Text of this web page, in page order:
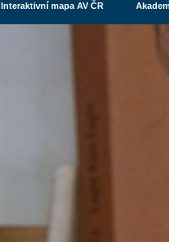
Interaktivní mapa AV ČR